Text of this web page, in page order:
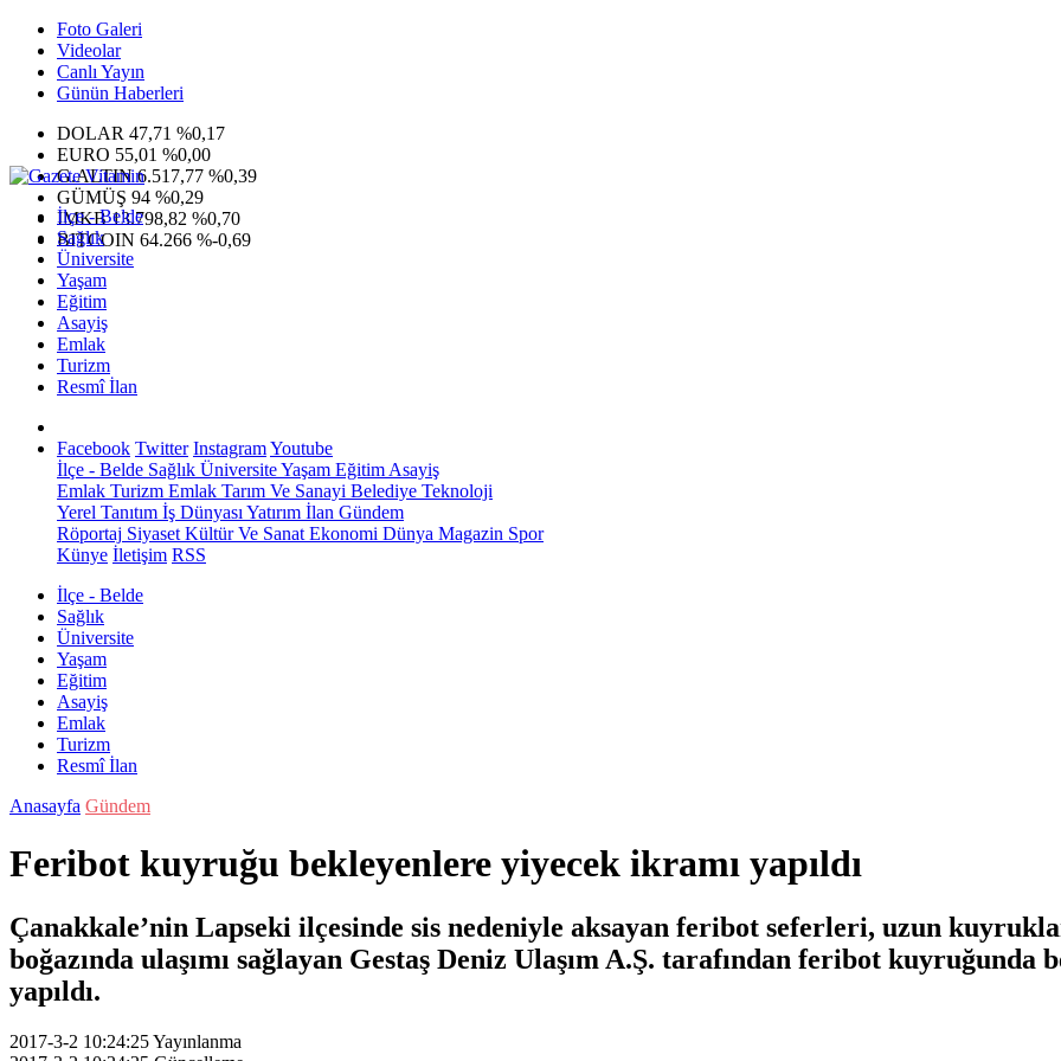
Foto Galeri
Videolar
Canlı Yayın
Günün Haberleri
DOLAR 47,71 %0,17
EURO 55,01 %0,00
G.ALTIN6.517,77 %0,39
GÜMÜŞ 94 %0,29
IMKB13.798,82 %0,70
BITCOIN 64.266 %-0,69
İlçe - Belde
Sağlık
Üniversite
Yaşam
Eğitim
Asayiş
Emlak
Turizm
Resmî İlan
Facebook Twitter InstagramYoutube
İlçe - Belde Sağlık ÜniversiteYaşam Eğitim Asayiş
Emlak Turizm Emlak Tarım Ve Sanayi Belediye Teknoloji
Yerel Tanıtım İş Dünyası Yatırım İlan Gündem
Röportaj Siyaset Kültür Ve Sanat Ekonomi Dünya Magazin Spor
Künye İletişim RSS
İlçe - Belde
Sağlık
Üniversite
Yaşam
Eğitim
Asayiş
Emlak
Turizm
Resmî İlan
Anasayfa Gündem
Feribot kuyruğu bekleyenlere yiyecek ikramı yapıldı
Çanakkale’nin Lapseki ilçesinde sis nedeniyle aksayan feribot seferleri, uzun
boğazında ulaşımı sağlayan Gestaş Deniz Ulaşım A.Ş. tarafından feribot
yapıldı.
2017-3-2 10:24:25Yayınlanma